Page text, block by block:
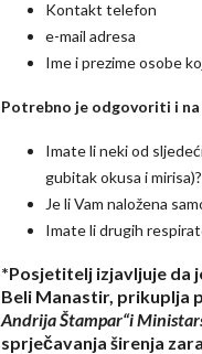
Kontakt telefon
e-mail adresa
Ime i prezime osobe
Potrebno je odgovoriti i na
Imate li neki od
gubitak okusa i mirisa)?
Je li Vam naložena
Imate li drugih
*Posjetitelj izjavljuje da
Beli Manastir, prikuplja
Andrija Štampar“i
sprječavanja širenja